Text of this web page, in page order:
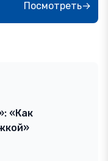
Посмотреть→
«Как